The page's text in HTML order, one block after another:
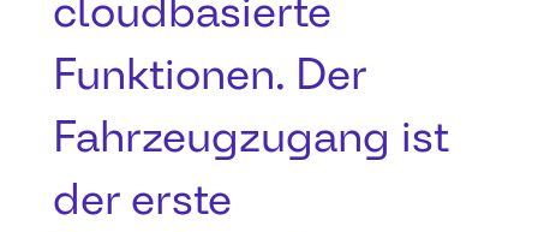
cloudbasierte
Funktionen. Der
Fahrzeugzugang ist
der erste